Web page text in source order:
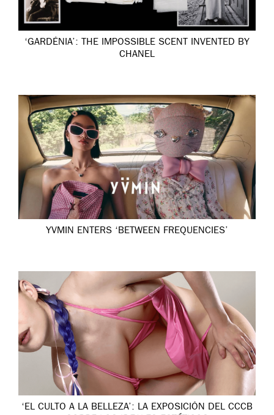
‘GARDÉNIA’: THE IMPOSSIBLE SCENT INVENTED BY
CHANEL
YVMIN ENTERS ‘BETWEEN FREQUENCIES’
‘EL CULTO A LA BELLEZA’: LA EXPOSICIÓN DEL CCCB